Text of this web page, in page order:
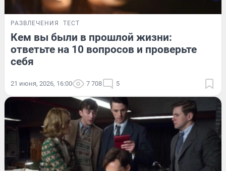
РАЗВЛЕЧЕНИЯ ТЕСТ
Кем вы были в прошлой жизни:
ответьте на 10 вопросов и проверьте
себя
21 июня, 2026, 16:00 7 708 5